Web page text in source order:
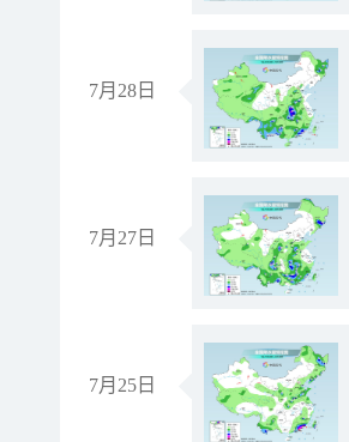
7月28日
7月27日
7月25日